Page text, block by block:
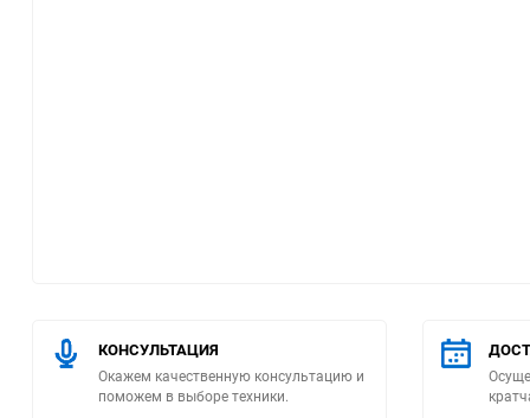
Климатическая техника
КОНСУЛЬТАЦИЯ
Окажем качественную консультацию и
поможем в выборе техники.